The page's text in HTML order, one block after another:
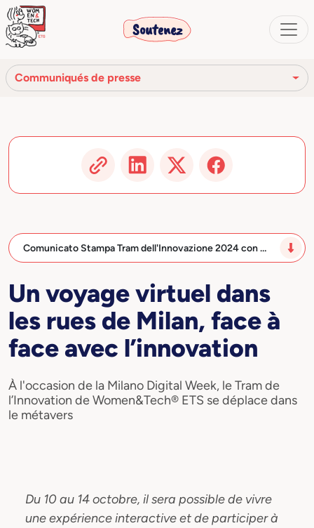
Soutenez
Communiqués de presse
Comunicato Stampa Tram dell'Innovazione 2024 con …
Un voyage virtuel dans
les rues de Milan, face à
face avec l’innovation
À l'occasion de la Milano Digital Week, le Tram de
l’Innovation de Women&Tech® ETS se déplace dans
le métavers
Du 10 au 14 octobre, il sera possible de vivre
une expérience interactive et de participer à